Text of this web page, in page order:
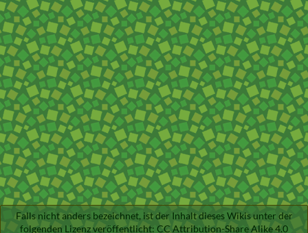
Falls nicht anders bezeichnet, ist der Inhalt dieses Wikis unter der
folgenden Lizenz veröffentlicht: CC Attribution-Share Alike 4.0